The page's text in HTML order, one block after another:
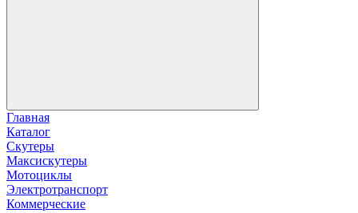
Главная
Каталог
Скутеры
Максискутеры
Мотоциклы
Электротранспорт
Коммерческие